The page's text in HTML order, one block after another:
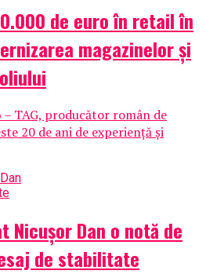
de euro în retail în
magazinelor și
TAG, producător român de
20 de ani de experiență și
Nicușor Dan o notă de
de stabilitate